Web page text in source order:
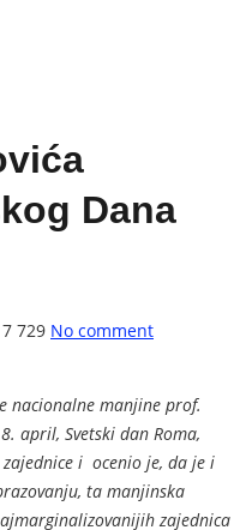
Dana
729 No comment
nacionalne manjine prof.
april, Svetski dan Roma,
i ocenio je, da je i
ta manjinska
zajednica